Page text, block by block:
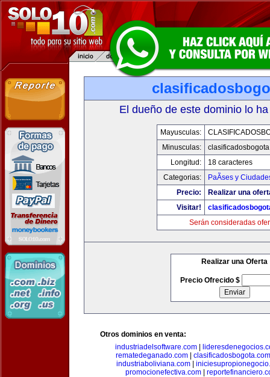
El dueño de este dominio lo
Mayusculas:
Minusculas:
Longitud:
18 caracteres
Categorias:
PaÃ­ses y
Precio:
Realizar una
Visitar!
Serán consideradas
Realizar una Oferta
Precio Ofrecido $
Otros dominios en venta:
industriadelsoftware.com
rematedeganado.com| clasificadosbogota.com
industriaboliviana.com|
promocionefectiva.com